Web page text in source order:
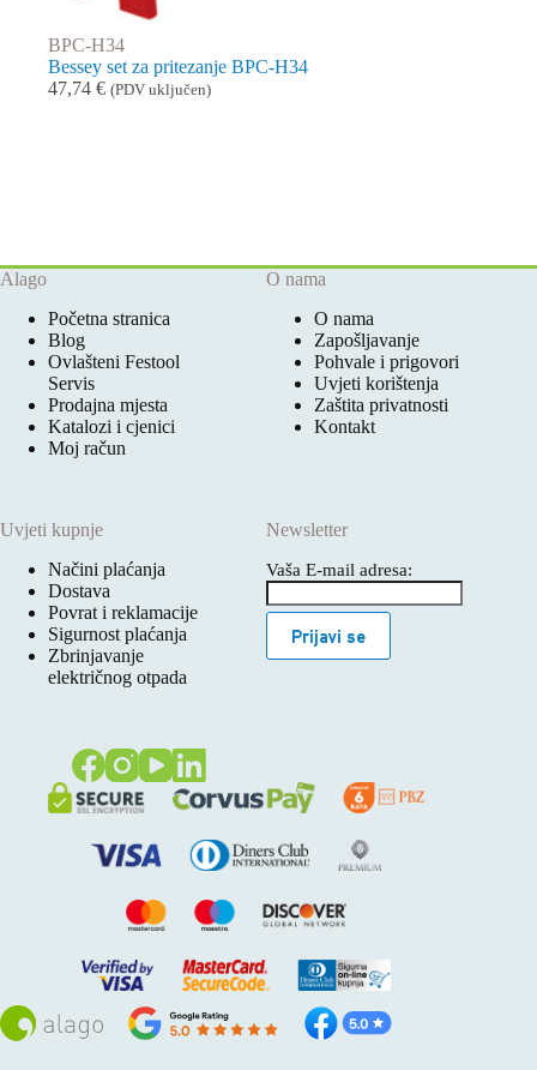
BPC-H34
Bessey set za pritezanje BPC-H34
47,74 € (PDV uključen)
Alago
Početna stranica
Blog
Ovlašteni Festool
Servis
Prodajna mjesta
Katalozi i cjenici
Moj račun
O nama
O nama
Zapošljavanje
Pohvale i prigovori
Uvjeti korištenja
Zaštita privatnosti
Kontakt
Uvjeti kupnje
Načini plaćanja
Dostava
Povrat i reklamacije
Sigurnost plaćanja
Zbrinjavanje
električnog otpada
Newsletter
Vaša E-mail adresa:
Prijavi se